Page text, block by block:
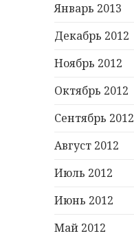
Январь 2013
Декабрь 2012
Ноябрь 2012
Октябрь 2012
Сентябрь 2012
Август 2012
Июль 2012
Июнь 2012
Май 2012